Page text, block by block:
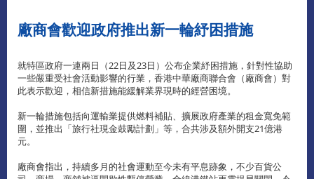
廠商會歡迎政府推出新一輪紓困措施
就特區政府一連兩日（22日及23日）公布企業紓困措施，針對性協助
一些嚴重受社會活動影響的行業，香港中華廠商聯合會（廠商會）對
此表示歡迎，相信新措施能緩解業界現時的經營困境。
新一輪措施包括向運輸業提供燃料補貼、擴展政府產業的租金寬免範
圍，並推出「旅行社現金鼓勵計劃」等，合共涉及額外開支21億港
元。
廠商會指出，持續多月的社會運動至今未有平息跡象，不少百貨公